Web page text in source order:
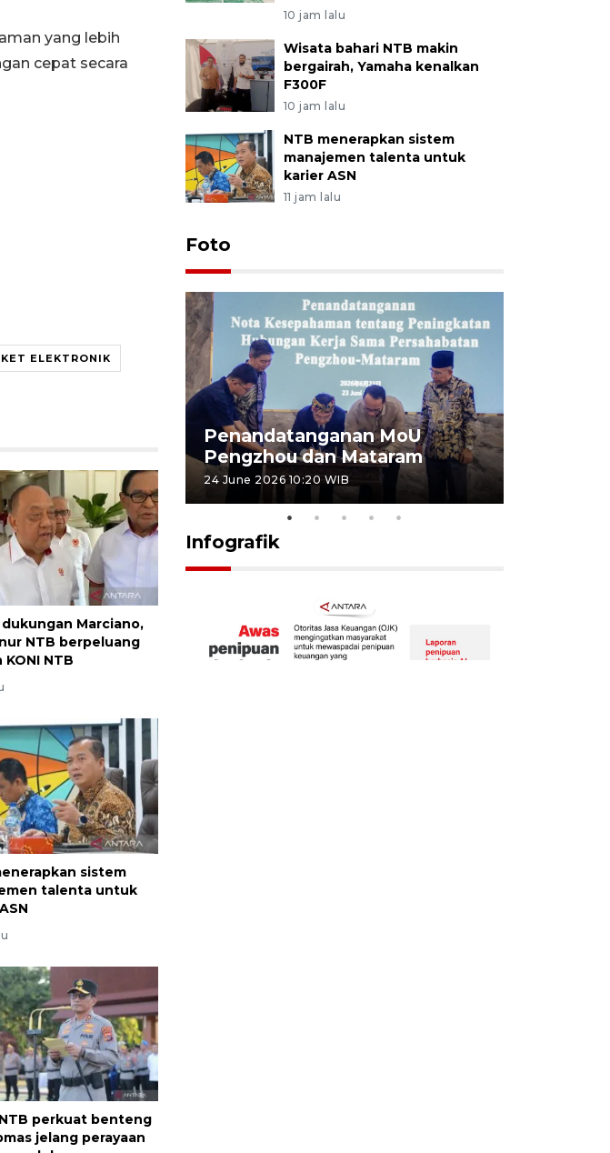
yang lebih
cepat secara
ELEKTRONIK
Marciano,
NTB berpeluang
KONI NTB
sistem
talenta untuk
perkuat benteng
jelang perayaan
10 jam lalu
Wisata bahari NTB makin
bergairah, Yamaha kenalkan
F300F
10 jam lalu
NTB menerapkan sistem
manajemen talenta untuk
karier ASN
11 jam lalu
Foto
WIB
Penandatanganan MoU
Pengzhou dan Mataram
24 June 2026 10:20 WIB
Infografik
Berdaulat
Papua